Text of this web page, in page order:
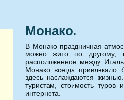
Монако.
В Монако праздничная
можно жито по другому,
расположенное между
Монако всегда привлекало
здесь наслаждаются
туристам, стоимость
интернета.